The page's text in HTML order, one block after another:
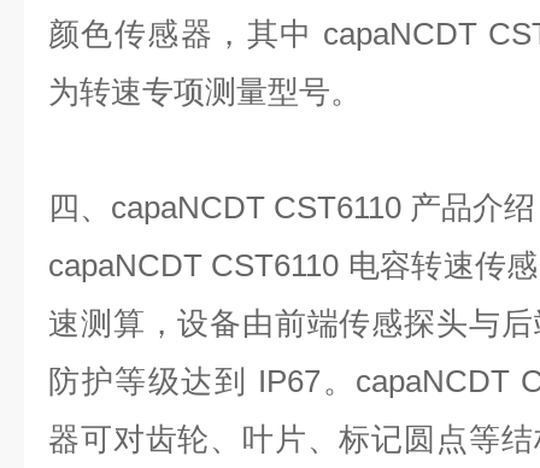
颜色传感器，其中 capaNCDT
为转速专项测量型号。
四、 capaNCDT CST6110 产品介绍
capaNCDT CST6110 电容转速传
速测算，设备由前端传感探头与
防护等级达到 IP67。 capaNCDT
器可对齿轮、叶片、标记圆点等